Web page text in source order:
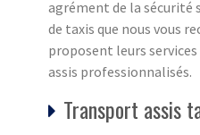
agrément de la sécurité
de taxis que nous vous
proposent leurs
assis professionnalisés.
Transport assis